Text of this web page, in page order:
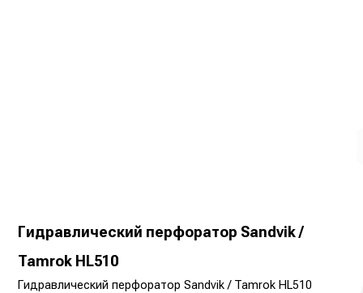
Гидравлический перфоратор Sandvik /
Tamrok HL510
Гидравлический перфоратор Sandvik / Tamrok HL510